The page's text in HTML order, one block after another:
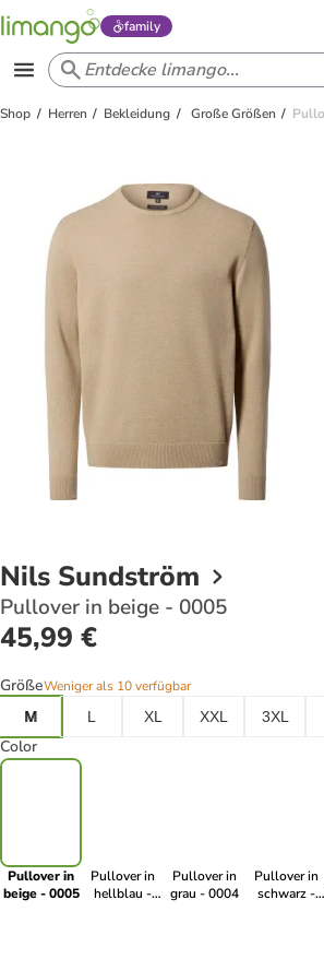
family
Shop Herren Bekleidung Große Größen
Nils Sundström
Pullover in beige - 0005
45,99 €
GrößeWeniger als 10 verfügbar
M
L XL XXL 3XL
Color
Pullover in
beige - 0005
Pullover in
hellblau -
Pullover in
grau - 0004
Pullover in
schwarz -